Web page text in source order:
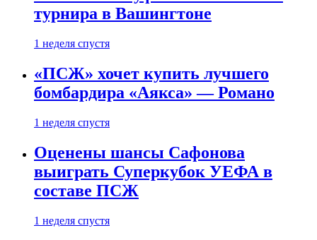
турнира в Вашингтоне
1 неделя спустя
«ПСЖ» хочет купить лучшего
бомбардира «Аякса» — Романо
1 неделя спустя
Оценены шансы Сафонова
выиграть Суперкубок УЕФА в
составе ПСЖ
1 неделя спустя